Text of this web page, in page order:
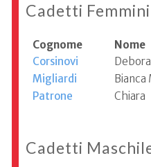
Cadetti
Cognome Nome
Corsinovi
Debora
Migliardi
Bianca
Patrone
Chiara
Cadetti